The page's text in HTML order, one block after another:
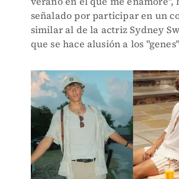
señalado por participar en un
similar al de la actriz Sydney
que se hace alusión a los "genes"